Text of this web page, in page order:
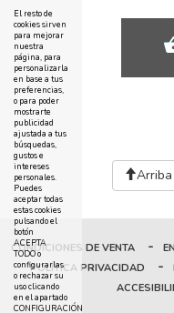
Arriba
CONDICIONES DE VENTA -
POLÍTICA PRIVACIDAD -
El resto de
cookies sirven
para mejorar
nuestra
página, para
personalizarla
en base a tus
preferencias,
o para poder
mostrarte
publicidad
ajustada a tus
búsquedas,
gustos e
intereses
personales.
Puedes
aceptar todas
estas cookies
pulsando el
botón
ACEPTA
TODO o
configurarlas
o rechazar su
uso clicando
en el apartado
CONFIGURACIÓN